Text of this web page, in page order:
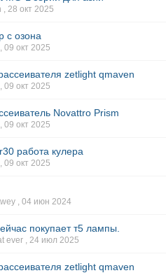
, 28 окт 2025
с озона
09 окт 2025
zetlight qmaven
09 окт 2025
Novattro Prism
09 окт 2025
работа кулера
09 окт 2025
, 04 июн 2024
покупает т5 лампы.
ever , 24 июл 2025
zetlight qmaven